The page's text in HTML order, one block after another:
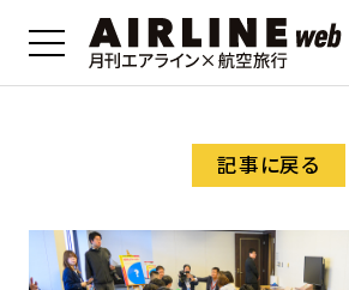
記事に戻る